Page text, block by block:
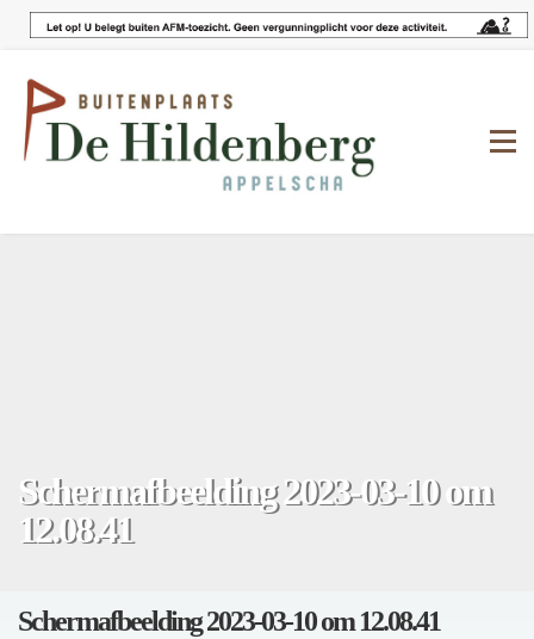
Scherm­afbeelding 2023-03-10 om
12.08.41
Scherm­afbeelding 2023-03-10 om 12.08.41